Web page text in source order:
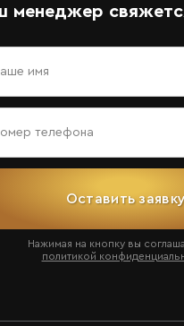
менеджер
Оставить
Нажимая на кнопку вы
политикой